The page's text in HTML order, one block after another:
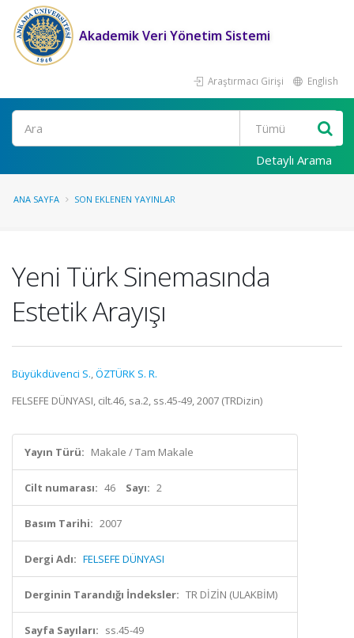
Akademik Veri Yönetim Sistemi
Araştırmacı Girişi English
Ara
Detaylı Arama
ANA SAYFA SON EKLENEN YAYINLAR
Yeni Türk Sinemasında
Estetik Arayışı
Büyükdüvenci S.,ÖZTÜRK S. R.
FELSEFE DÜNYASI, cilt.46, sa.2, ss.45-49, 2007 (TRDizin)
Yayın Türü: Makale / Tam Makale
Cilt numarası: 46 Sayı: 2
Basım Tarihi: 2007
Dergi Adı: FELSEFE DÜNYASI
Derginin Tarandığı İndeksler: TR DİZİN (ULAKBİM)
Sayfa Sayıları: ss.45-49